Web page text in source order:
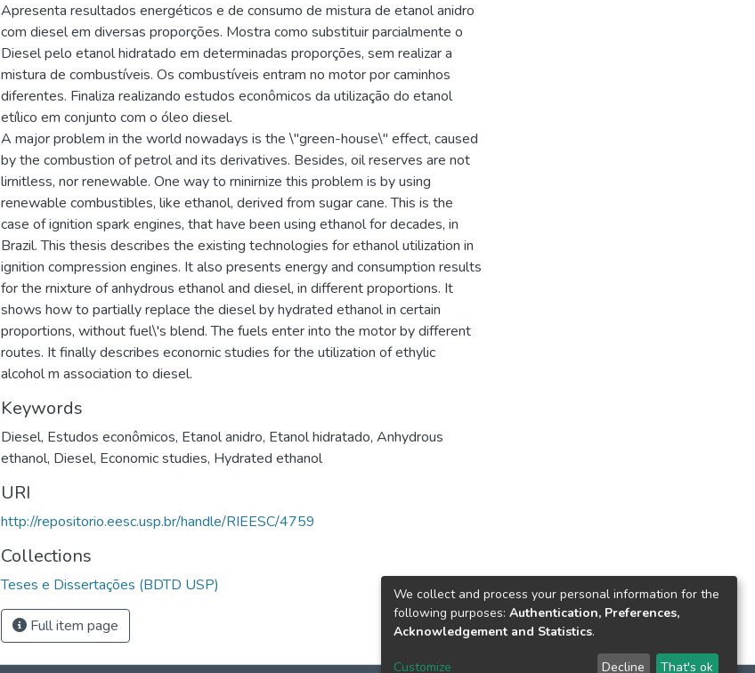
Apresenta resultados energéticos e de consumo de mistura de etanol anidro
com diesel em diversas proporções. Mostra como substituir parcialmente o
Diesel pelo etanol hidratado em determinadas proporções, sem realizar a
mistura de combustíveis. Os combustíveis entram no motor por caminhos
diferentes. Finaliza realizando estudos econômicos da utilização do etanol
etílico em conjunto com o óleo diesel.
A major problem in the world nowadays is the \"green-house\" effect, caused
by the combustion of petrol and its derivatives. Besides, oil reserves are not
lirnitless, nor renewable. One way to rninirnize this problem is by using
renewable combustibles, like ethanol, derived from sugar cane. This is the
case of ignition spark engines, that have been using ethanol for decades, in
Brazil. This thesis describes the existing technologies for ethanol utilization in
ignition compression engines. It also presents energy and consumption results
for the rnixture of anhydrous ethanol and diesel, in different proportions. It
shows how to partially replace the diesel by hydrated ethanol in certain
proportions, without fuel\'s blend. The fuels enter into the motor by different
routes. It finally describes econornic studies for the utilization of ethylic
alcohol m association to diesel.
Keywords
Diesel, Estudos econômicos, Etanol anidro, Etanol hidratado, Anhydrous
ethanol, Diesel, Economic studies, Hydrated ethanol
URI
http://repositorio.eesc.usp.br/handle/RIEESC/4759
Collections
Teses e Dissertações (BDTD USP)
Full item page
We collect and process your personal information for the
following purposes: Authentication, Preferences,
Acknowledgement and Statistics.
Customize Decline That's ok